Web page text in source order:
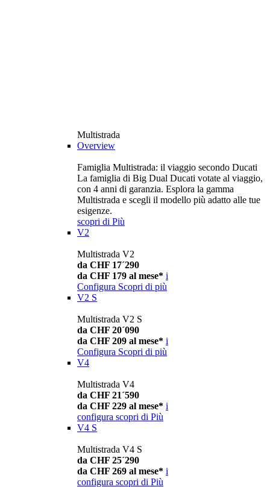
Multistrada
Overview
Famiglia Multistrada: il viaggio secondo Ducati
La famiglia di Big Dual Ducati votate al viaggio,
con 4 anni di garanzia. Esplora la gamma
Multistrada e scegli il modello più adatto alle tue
esigenze.
scopri di Più
V2
Multistrada V2
da CHF 17´290
da CHF 179 al mese* i
Configura Scopri di più
V2 S
Multistrada V2 S
da CHF 20´090
da CHF 209 al mese* i
Configura Scopri di più
V4
Multistrada V4
da CHF 21´590
da CHF 229 al mese* i
configura scopri di Più
V4 S
Multistrada V4 S
da CHF 25´290
da CHF 269 al mese* i
configura scopri di Più